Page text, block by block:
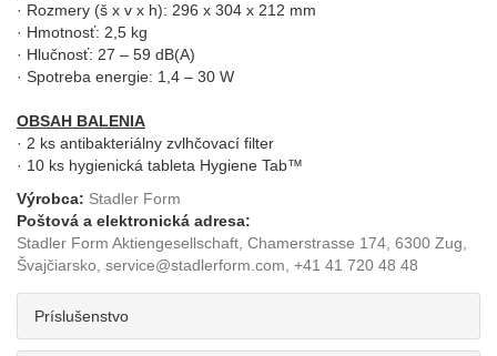
· Rozmery (š x v x h): 296 x 304 x 212 mm
· Hmotnosť: 2,5 kg
· Hlučnosť: 27 – 59 dB(A)
· Spotreba energie: 1,4 – 30 W
OBSAH BALENIA
· 2 ks antibakteriálny zvlhčovací filter
· 10 ks hygienická tableta Hygiene Tab™
Výrobca: Stadler Form
Poštová a elektronická adresa:
Stadler Form Aktiengesellschaft, Chamerstrasse 174, 6300 Zug,
Švajčiarsko, service@stadlerform.com, +41 41 720 48 48
Príslušenstvo